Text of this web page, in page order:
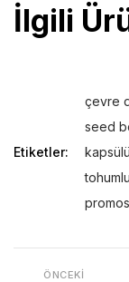
İlgili
Etiketler:
çevre
seed
kapsülü
ÖNCEKI